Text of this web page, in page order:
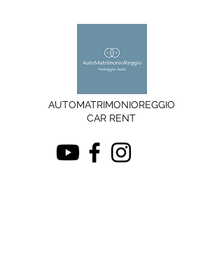
AUTOMATRIMONIOREGGIO
CAR RENT